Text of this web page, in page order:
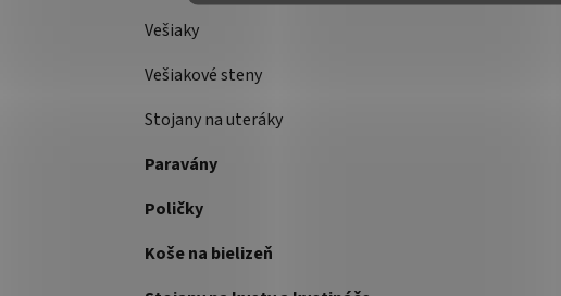
Vešiaky
Vešiakové steny
Stojany na uteráky
Paravány
Poličky
Koše na bielizeň